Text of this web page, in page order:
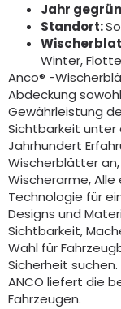
Jahr
Standort:
Winter,
Anco® -
Abdeckung
Gewährleistung
Sichtbarkeit unter
Jahrhundert
Wischerblätter
Wischerarme,
Technologie für
Designs und
Sichtbarkeit,
Wahl für
Sicherheit
ANCO liefert die
Fahrzeugen.